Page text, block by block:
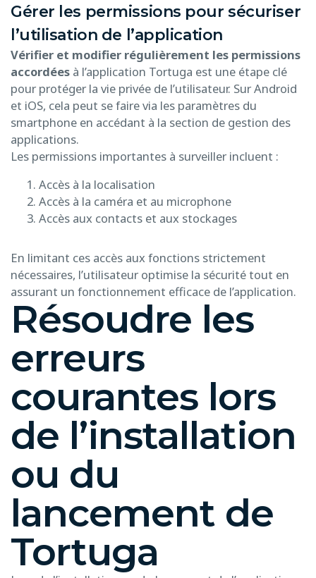
Gérer les permissions pour sécuriser
l’utilisation de l’application
Vérifier et modifier régulièrement les permissions
accordées à l’application Tortuga est une étape clé
pour protéger la vie privée de l’utilisateur. Sur Android
et iOS, cela peut se faire via les paramètres du
smartphone en accédant à la section de gestion des
applications.
Les permissions importantes à surveiller incluent :
Accès à la localisation
Accès à la caméra et au microphone
Accès aux contacts et aux stockages
En limitant ces accès aux fonctions strictement
nécessaires, l’utilisateur optimise la sécurité tout en
assurant un fonctionnement efficace de l’application.
Résoudre les
erreurs
courantes lors
de l’installation
ou du
lancement de
Tortuga